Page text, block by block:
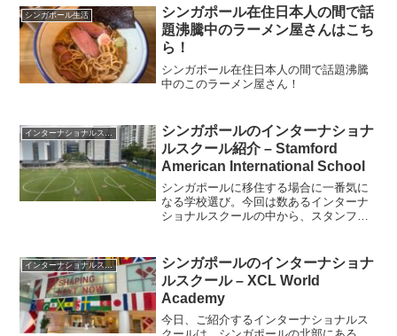
ために使っていたのは、EV Padという
Andro...
シンガポール生活
シンガポール在住日本人の間で話
題沸騰中のラーメン屋さんはこち
ら！
シンガポール在住日本人の間で話題沸騰
中のこのラーメン屋さん！
インターナショナルスクール
シンガポールのインターナショナ
ルスクール紹介 – Stamford
American International School
シンガポールに移住する場合に一番気に
なる学校選び。今回は数あるインターナ
ショナルスクールの中から、スタンフォ
インターナショナルスクール
シンガポールのインターナショナ
ルスクール – XCL World
Academy
今日、ご紹介するインターナショナルス